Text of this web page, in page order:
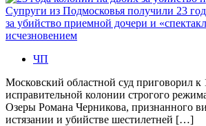
Супруги из Подмосковья получили 23
за убийство приемной дочери и
исчезновением
ЧП
Московский областной суд приговорил к
исправительной колонии строгого
Озеры Романа Черникова, признанного
истязании и убийстве шестилетней […]